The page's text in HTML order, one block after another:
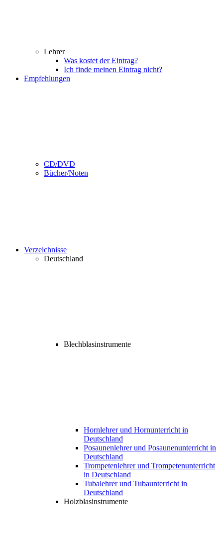
Lehrer
Was kostet der Eintrag?
Ich finde meinen Eintrag nicht?
Empfehlungen
CD/DVD
Bücher/Noten
Verzeichnisse
Deutschland
Blechblasinstrumente
Hornlehrer und Hornunterricht in
Deutschland
Posaunenlehrer und Posaunenunterricht in
Deutschland
Trompetenlehrer und Trompetenunterricht
in Deutschland
Tubalehrer und Tubaunterricht in
Deutschland
Holzblasinstrumente